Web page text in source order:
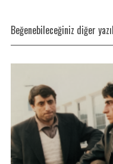
Beğenebileceğiniz diğer